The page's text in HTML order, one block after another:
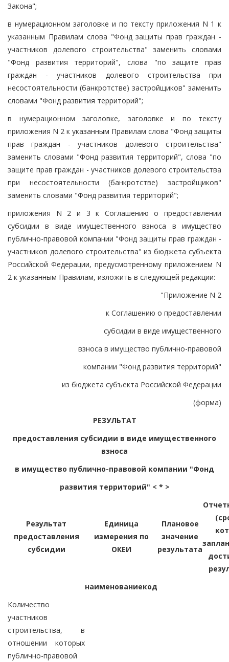
Закона";
в нумерационном заголовке и по тексту приложения N 1 к
указанным Правилам слова "Фонд защиты прав граждан -
участников долевого строительства" заменить словами
"Фонд развития территорий", слова "по защите прав
граждан - участников долевого строительства при
несостоятельности (банкротстве) застройщиков" заменить
словами "Фонд развития территорий";
в нумерационном заголовке, заголовке и по тексту
приложения N 2 к указанным Правилам слова "Фонд защиты
прав граждан - участников долевого строительства"
заменить словами "Фонд развития территорий", слова "по
защите прав граждан - участников долевого строительства
при несостоятельности (банкротстве) застройщиков"
заменить словами "Фонд развития территорий";
приложения N 2 и 3 к Соглашению о предоставлении
субсидии в виде имущественного взноса в имущество
публично-правовой компании "Фонд защиты прав граждан -
участников долевого строительства" из бюджета субъекта
Российской Федерации, предусмотренному приложением N
2 к указанным Правилам, изложить в следующей редакции:
"Приложение N 2
к Соглашению о предоставлении
субсидии в виде имущественного
взноса в имущество публично-правовой
компании "Фонд развития территорий"
из бюджета субъекта Российской Федерации
(форма)
РЕЗУЛЬТАТ
предоставления субсидии в виде имущественного
взноса
в имущество публично-правовой компании "Фонд
развития территорий" < * >
Результат
предоставления
субсидии
Единица
измерения по
ОКЕИ
Плановое
значение
результата
наименованиекод
Количество
участников
строительства, в
отношении которых
публично-правовой